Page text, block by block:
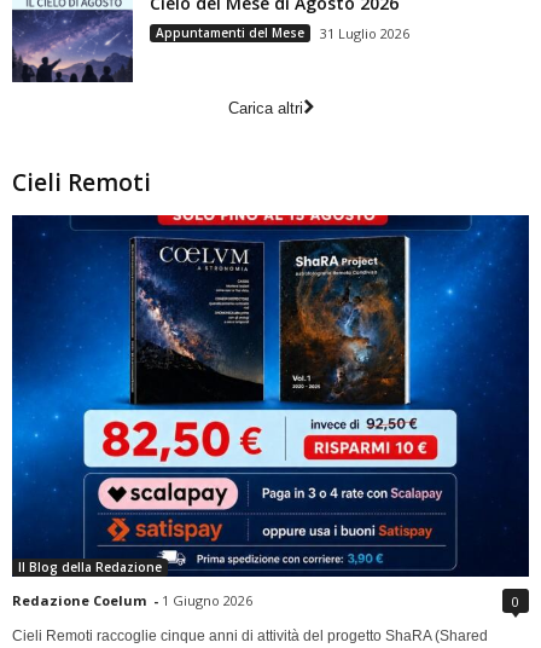
Appuntamenti del Mese 31 Luglio 2026
Carica altri
Cieli Remoti
Il Blog della Redazione
Redazione Coelum - 1 Giugno 2026 0
Cieli Remoti raccoglie cinque anni di attività del progetto ShaRA (Shared